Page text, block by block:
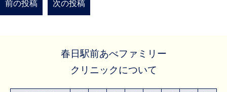
前の投稿 次の投稿
春日駅前あべファミリー
クリニックについて